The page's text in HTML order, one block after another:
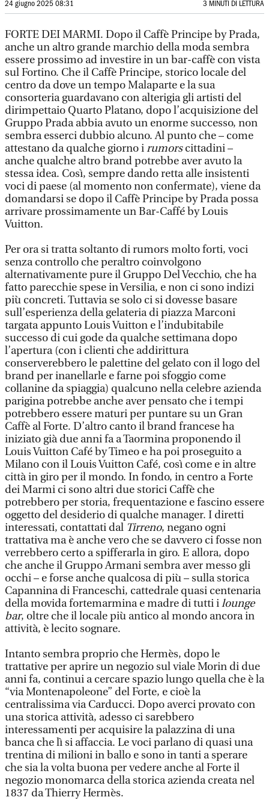
24 giugno 2025 08:31 3 MINUTI DI LETTURA
FORTE DEI MARMI. Dopo il Caffè Principe by Prada,
anche un altro grande marchio della moda sembra
essere prossimo ad investire in un bar-caffè con vista
sul Fortino. Che il Caffè Principe, storico locale del
centro da dove un tempo Malaparte e la sua
consorteria guardavano con alterigia gli artisti del
dirimpettaio Quarto Platano, dopo l’acquisizione del
Gruppo Prada abbia avuto un enorme successo, non
sembra esserci dubbio alcuno. Al punto che – come
attestano da qualche giorno irumorscittadini –
anche qualche altro brand potrebbe aver avuto la
stessa idea. Così, sempre dando retta alle insistenti
voci di paese (al momento non confermate), viene da
domandarsi se dopo il Caffè Principe by Prada possa
arrivare prossimamente un Bar-Caffé by Louis
Vuitton.
Per ora si tratta soltanto di rumors molto forti, voci
senza controllo che peraltro coinvolgono
alternativamente pure il Gruppo Del Vecchio, che ha
fatto parecchie spese in Versilia, e non ci sono indizi
più concreti. Tuttavia se solo ci si dovesse basare
sull’esperienza della gelateria di piazza Marconi
targata appunto Louis Vuitton e l’indubitabile
successo di cui gode da qualche settimana dopo
l’apertura (con i clienti che addirittura
conserverebbero le palettine del gelato con il logo del
brand per inanellarle e farne poi sfoggio come
collanine da spiaggia) qualcuno nella celebre azienda
parigina potrebbe anche aver pensato che i tempi
potrebbero essere maturi per puntare su un Gran
Caffè al Forte. D’altro canto il brand francese ha
iniziato già due anni fa a Taormina proponendo il
Louis Vuitton Café by Timeo e ha poi proseguito a
Milano con il Louis Vuitton Café, così come e in altre
città in giro per il mondo. In fondo, in centro a Forte
dei Marmi ci sono altri due storici Caffè che
potrebbero per storia, frequentazione e fascino essere
oggetto del desiderio di qualche manager. I diretti
interessati, contattati dal Tirreno, negano ogni
trattativa ma è anche vero che se davvero ci fosse non
verrebbero certo a spifferarla in giro. E allora, dopo
che anche il Gruppo Armani sembra aver messo gli
occhi – e forse anche qualcosa di più – sulla storica
Capannina di Franceschi, cattedrale quasi centenaria
della movida fortemarmina e madre di tutti ilounge
bar, oltre che il locale più antico al mondo ancora in
attività, è lecito sognare.
Intanto sembra proprio che Hermès, dopo le
trattative per aprire un negozio sul viale Morin di due
anni fa, continui a cercare spazio lungo quella che è la
“via Montenapoleone” del Forte, e cioè la
centralissima via Carducci. Dopo averci provato con
una storica attività, adesso ci sarebbero
interessamenti per acquisire la palazzina di una
banca che lì si affaccia. Le voci parlano di quasi una
trentina di milioni in ballo e sono in tanti a sperare
che sia la volta buona per vedere anche al Forte il
negozio monomarca della storica azienda creata nel
1837 da Thierry Hermès.